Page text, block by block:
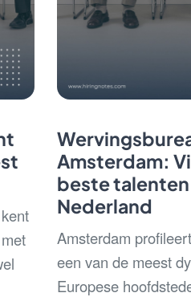
Amsterdam:
beste talenten
Nederland
Amsterdam
een van de meest
Europese